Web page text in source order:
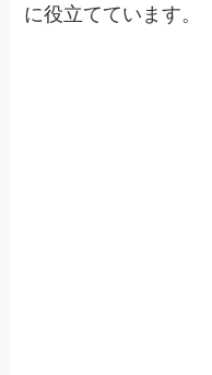
に役立てています。